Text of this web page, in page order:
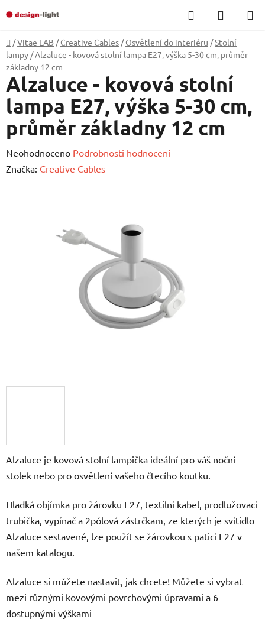
na
obsah
Hledat
KOŠÍK
Domů
/Vitae LAB / Creative Cables / Osvětlení do interiéru /Stolní
lampy /Alzaluce - kovová stolní lampa E27, výška 5-30 cm, průměr
základny 12 cm
Alzaluce je kovová stolní lampička ideální pro váš noční
stolek nebo pro osvětlení vašeho čtecího koutku.
Hladká objímka pro žárovku E27, textilní kabel, prodlužovací
trubička, vypínač a 2pólová zástrčkam, ze kterých je svítidlo
Alzaluce sestavené, lze použít se žárovkou s paticí E27 v
našem katalogu.
Alzaluce si můžete nastavit, jak chcete! Můžete si vybrat
mezi různými kovovými povrchovými úpravami a 6
dostupnými výškami
Alzaluce - kovová stolní
lampa E27, výška 5-30 cm,
průměr základny 12 cm
Průměrné
hodnocení
Neohodnoceno Podrobnosti hodnocení
Značka: Creative Cables